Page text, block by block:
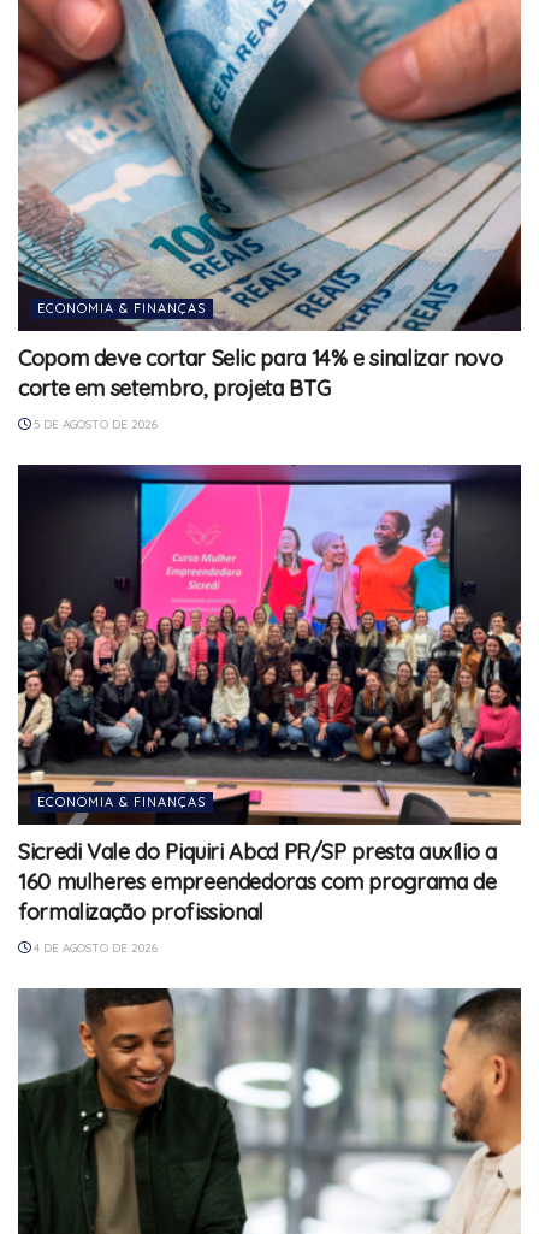
ECONOMIA & FINANÇAS
Copom deve cortar Selic para 14% e sinalizar novo
corte em setembro, projeta BTG
5 DE AGOSTO DE 2026
ECONOMIA & FINANÇAS
Sicredi Vale do Piquiri Abcd PR/SP presta auxílio a
160 mulheres empreendedoras com programa de
formalização profissional
4 DE AGOSTO DE 2026